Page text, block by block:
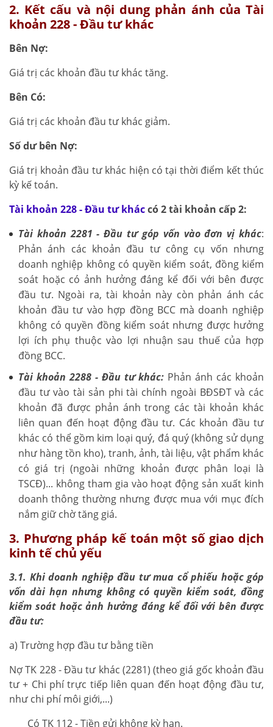
2. Kết cấu và nội dung phản ánh của Tài
khoản 228 - Đầu tư khác
Bên Nợ:
Giá trị các khoản đầu tư khác tăng.
Bên Có:
Giá trị các khoản đầu tư khác giảm.
Số dư bên Nợ:
Giá trị khoản đầu tư khác hiện có tại thời điểm kết thúc
kỳ kế toán.
Tài khoản 228 - Đầu tư kháccó 2 tài khoản cấp 2:
Tài khoản 2281 - Đầu tư góp vốn vào đơn vị khác:
Phản ánh các khoản đầu tư công cụ vốn nhưng
doanh nghiệp không có quyền kiểm soát, đồng kiểm
soát hoặc có ảnh hưởng đáng kể đối với bên được
đầu tư. Ngoài ra, tài khoản này còn phản ánh các
khoản đầu tư vào hợp đồng BCC mà doanh nghiệp
không có quyền đồng kiểm soát nhưng được hưởng
lợi ích phụ thuộc vào lợi nhuận sau thuế của hợp
đồng BCC.
Tài khoản 2288 - Đầu tư khác: Phản ánh các khoản
đầu tư vào tài sản phi tài chính ngoài BĐSĐT và các
khoản đã được phản ánh trong các tài khoản khác
liên quan đến hoạt động đầu tư. Các khoản đầu tư
khác có thể gồm kim loại quý, đá quý (không sử dụng
như hàng tồn kho), tranh, ảnh, tài liệu, vật phẩm khác
có giá trị (ngoài những khoản được phân loại là
TSCĐ)... không tham gia vào hoạt động sản xuất kinh
doanh thông thường nhưng được mua với mục đích
nắm giữ chờ tăng giá.
3. Phương pháp kế toán một số giao dịch
kinh tế chủ yếu
3.1. Khi doanh nghiệp đầu tư mua cổ phiếu hoặc góp
vốn dài hạn nhưng không có quyền kiểm soát, đồng
kiểm soát hoặc ảnh hưởng đáng kể đối với bên được
đầu tư:
a) Trường hợp đầu tư bằng tiền
Nợ TK 228 - Đầu tư khác (2281) (theo giá gốc khoản đầu
tư + Chi phí trực tiếp liên quan đến hoạt động đầu tư,
như chi phí môi giới,...)
Có TK 112 - Tiền gửi không kỳ hạn.